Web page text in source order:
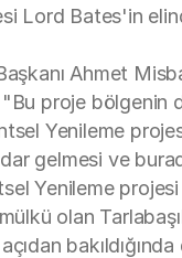
Lord Bates'in
Ahmet
proje bölgenin
Yenileme
gelmesi ve
Yenileme
olan